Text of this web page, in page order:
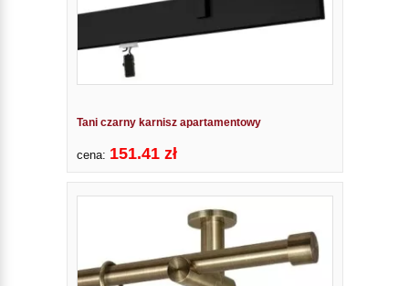
Tani czarny karnisz apartamentowy
cena: 151.41 zł